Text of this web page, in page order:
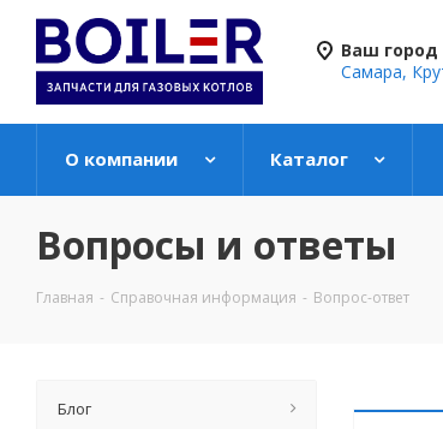
Ваш город
О компании Каталог
Вопросы и ответы
Главная - Справочная информация - Вопрос-ответ
Блог